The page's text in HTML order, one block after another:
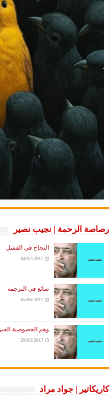
رصاصة الرحمة | نجيب نصير
النجاح في الفشل
04/07/2017
ضائع في الترجمة
05/06/2017
وهم الخصوصية
29/05/2017
كاريكاتير | جواد مراد